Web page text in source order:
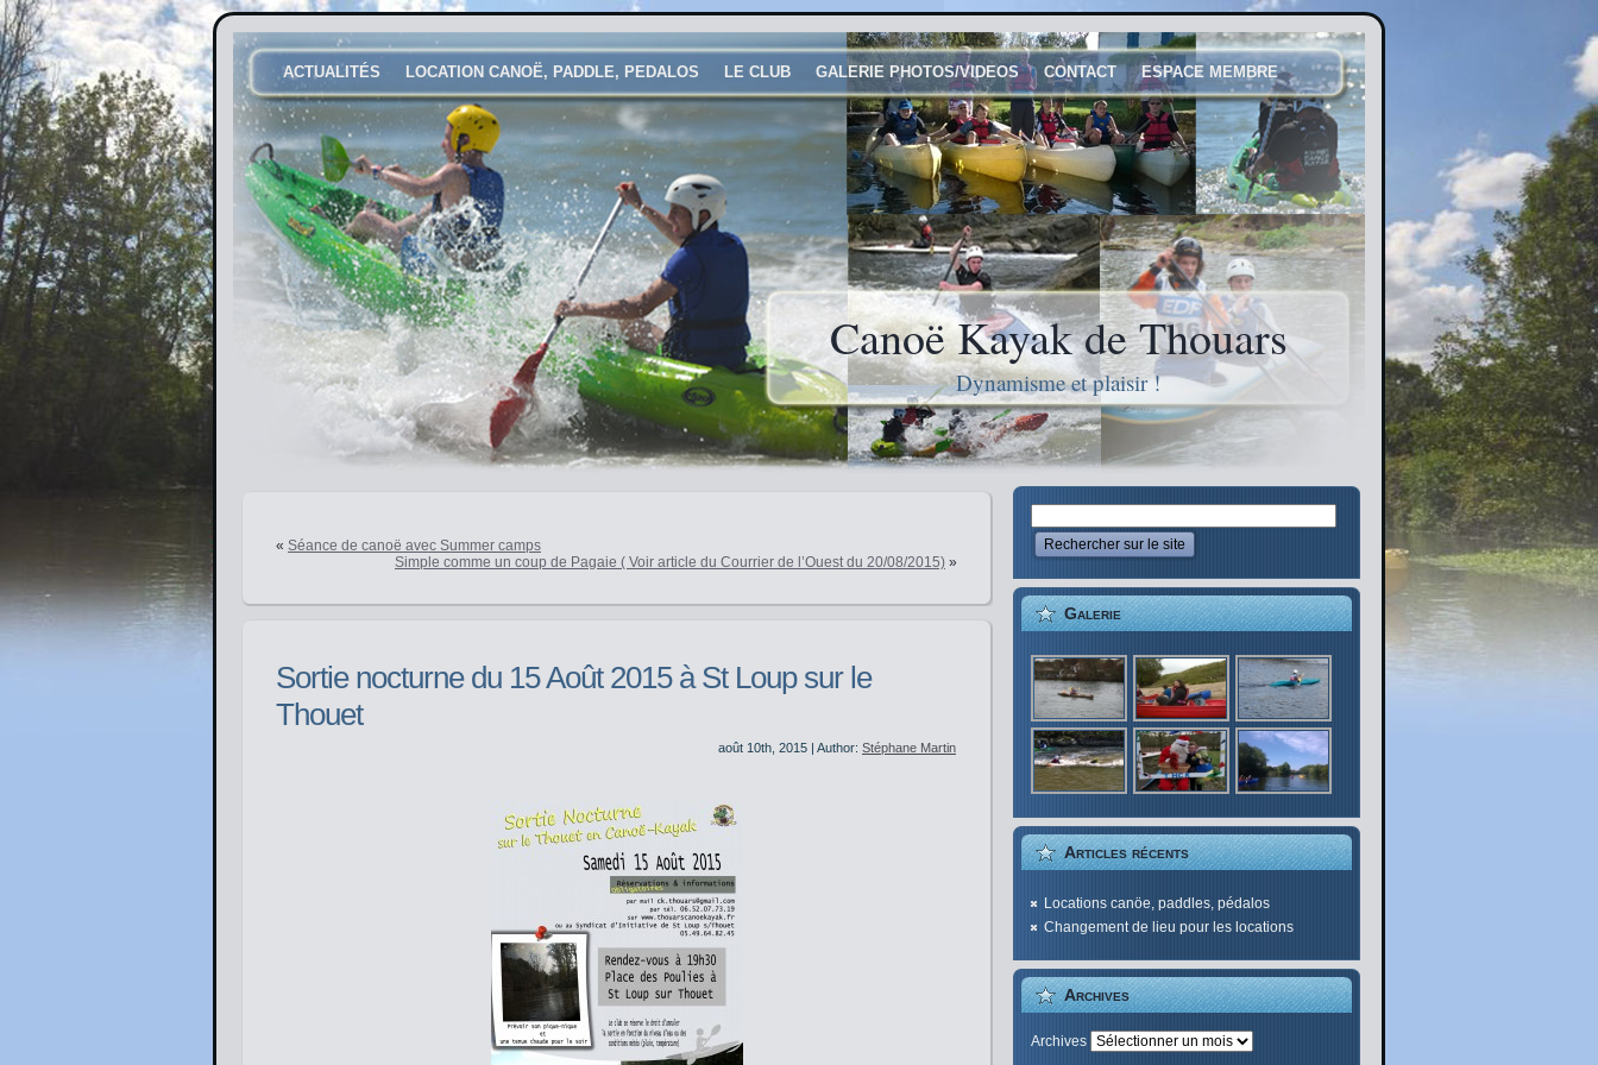
ACTUALITÉS LOCATION CANOË, PADDLE, PEDALOS LE CLUB GALERIE PHOTOS/VIDEOS CONTACT ESPACE MEMBRE
Canoë Kayak de Thouars
Dynamisme et plaisir !
« Séance de canoë avec Summer camps
Simple comme un coup de Pagaie ( Voir article du Courrier de l’Ouest du 20/08/2015) »
Sortie nocturne du 15 Août 2015 à St Loup sur le
Thouet
août 10th, 2015 | Author: Stéphane Martin
Galerie
Articles récents
Locations canöe, paddles, pédalos
Changement de lieu pour les locations
Archives
Archives